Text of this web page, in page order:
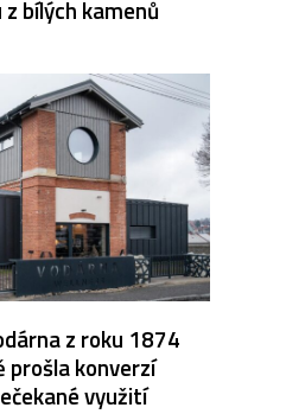
bílých kamenů
z roku 1874
prošla konverzí
využití